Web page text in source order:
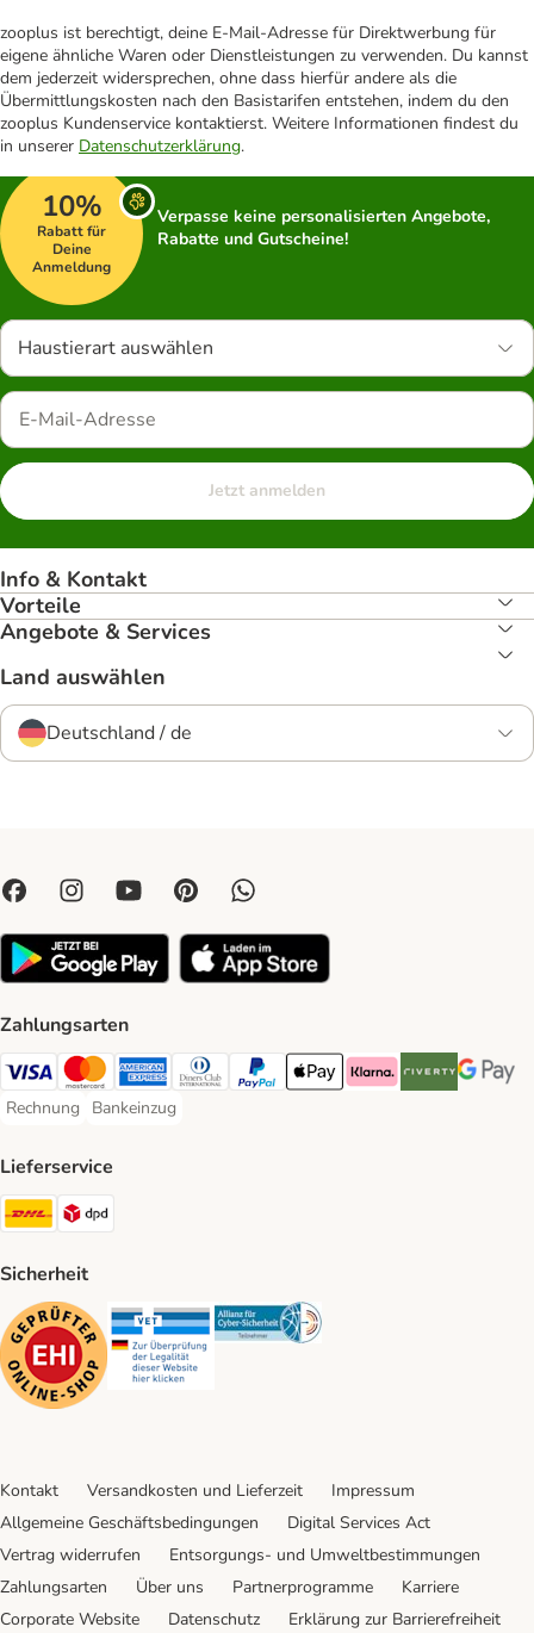
zooplus ist berechtigt, deine E-Mail-Adresse für Direktwerbung für
eigene ähnliche Waren oder Dienstleistungen zu verwenden. Du kannst
dem jederzeit widersprechen, ohne dass hierfür andere als die
Übermittlungskosten nach den Basistarifen entstehen, indem du den
zooplus Kundenservice kontaktierst. Weitere Informationen findest du
in unserer Datenschutzerklärung.
10%
Rabatt für
Deine
Anmeldung
Verpasse keine personalisierten Angebote,
Rabatte und Gutscheine!
Haustierart auswählen
Jetzt anmelden
Info & Kontakt
Vorteile
Angebote & Services
Land auswählen
Deutschland / de
Zahlungsarten
Visa Payment Method
Mastercard Payment Method
American Express Payment Method
Diners Club Payment Method
PayPal Payment Method
Apple Pay Payment Method
Klarna Payment Method
Riverty Payment
Google
Rechnung
Rechnung Payment Method
Bankeinzug
Bankeinzug Payment Method
Lieferservice
DHL Shipping Method
Sicherheit
Security Security Security
Kontakt Versandkosten und Lieferzeit
Impressum
Allgemeine Geschäftsbedingungen
Digital Services Act
Vertrag widerrufen
Entsorgungs- und Umweltbestimmungen
Zahlungsarten
Über uns Partnerprogramme
Karriere
Corporate Website
Datenschutz Erklärung zur Barrierefreiheit